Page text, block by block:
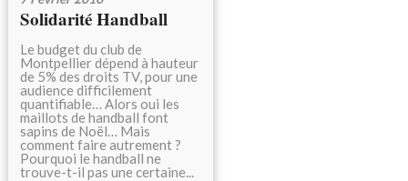
Solidarité Handball
Le budget du club de
Montpellier dépend à hauteur
de 5% des droits TV, pour une
audience difficilement
quantifiable… Alors oui les
maillots de handball font
sapins de Noël… Mais
comment faire autrement ?
Pourquoi le handball ne
trouve-t-il pas une certaine...